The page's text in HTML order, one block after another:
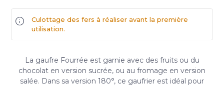
Culottage des fers à réaliser avant la première
utilisation.
La gaufre Fourrée est garnie avec des fruits ou du
chocolat en version sucrée, ou au fromage en version
salée. Dans sa version 180°, ce gaufrier est idéal pour